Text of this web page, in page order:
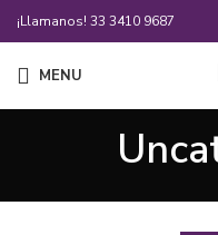
¡Llamanos! 33 3410 9687
MENU